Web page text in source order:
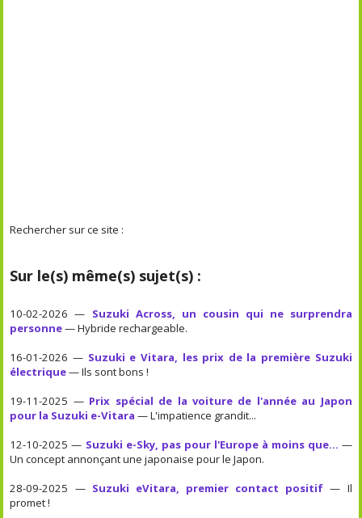
Rechercher sur ce site :
Sur le(s) même(s) sujet(s) :
10-02-2026 — Suzuki Across, un cousin qui ne surprendra
personne— Hybride rechargeable.
16-01-2026 — Suzuki e Vitara, les prix de la première Suzuki
électrique— Ils sont bons !
19-11-2025 — Prix spécial de la voiture de l'année au Japon
pour la Suzuki e-Vitara — L'impatience grandit...
12-10-2025 — Suzuki e-Sky, pas pour l'Europe à moins que... —
Un concept annonçant une japonaise pour le Japon.
28-09-2025 — Suzuki eVitara, premier contact positif — Il
promet !